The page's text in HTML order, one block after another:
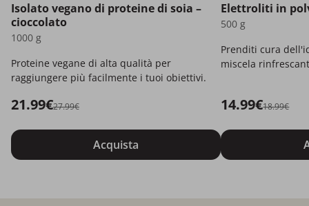
Isolato vegano di proteine di soia –
cioccolato
1000 g
Proteine vegane di alta qualità per
raggiungere più facilmente i tuoi obiettivi.
21.99€27.99€
Acquista
Elettroliti in
500 g
Prenditi cura
miscela
14.99€18.99€